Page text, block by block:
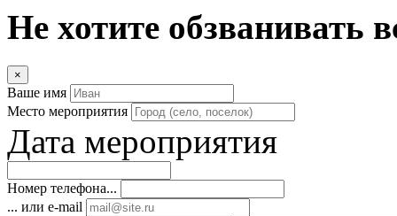
Не хотите обзванивать
×
Ваше имя
Место мероприятия
Дата мероприятия
Номер телефона...
... или e-mail